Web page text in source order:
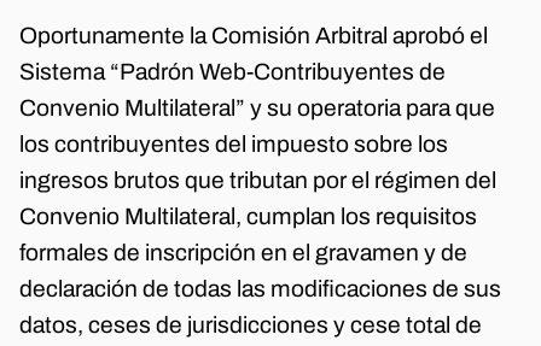
Oportunamente la Comisión Arbitral aprobó el
Sistema “Padrón Web-Contribuyentes de
Convenio Multilateral” y su operatoria para que
los contribuyentes del impuesto sobre los
ingresos brutos que tributan por el régimen del
Convenio Multilateral, cumplan los requisitos
formales de inscripción en el gravamen y de
declaración de todas las modificaciones de sus
datos, ceses de jurisdicciones y cese total de